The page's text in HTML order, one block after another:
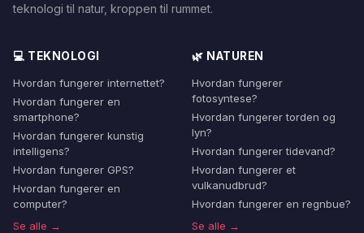
teknologi til natur, kroppen til rummet.
💻 TEKNOLOGI
Hvordan fungerer internettet?
Hvordan fungerer en
smartphone?
Hvordan fungerer kunstig
intelligens?
Hvordan fungerer GPS?
Hvordan fungerer en
computer?
Se alle →
🌿 NATUREN
Hvordan fungerer
fotosyntese?
Hvordan fungerer torden og
lyn?
Hvordan fungerer tidevand?
Hvordan fungerer et
vulkanudbrud?
Hvordan fungerer en regnbue?
Se alle →